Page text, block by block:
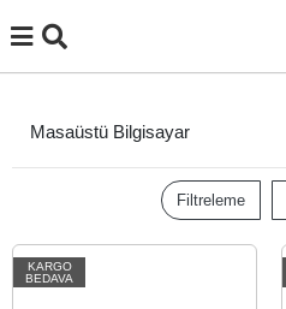
Masaüstü Bilgisayar
Filtreleme
KARGO
BEDAVA